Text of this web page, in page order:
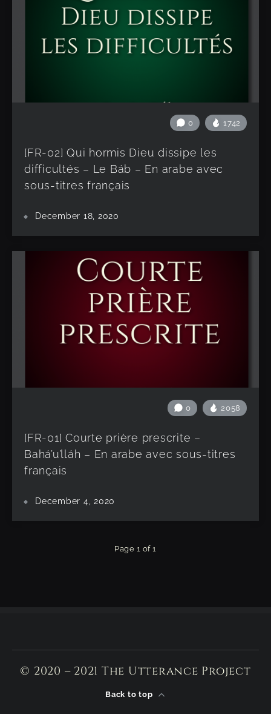
0 1742
[FR-02] Qui hormis Dieu dissipe les
difficultés – Le Báb – En arabe avec
sous-titres français
December 18, 2020
0 2058
[FR-01] Courte prière prescrite –
Bahá’u’lláh – En arabe avec sous-titres
français
December 4, 2020
Page 1 of 1
© 2020 – 2021 The Utterance Project
Back to top